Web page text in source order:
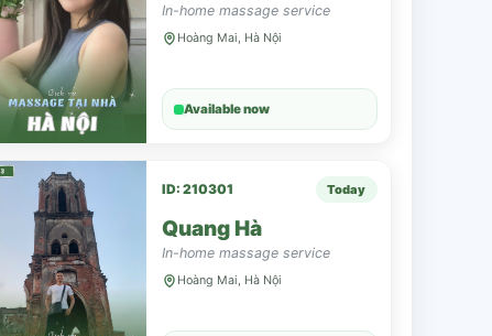
In-home massage service
Hoàng Mai, Hà Nội
Available now
ID: 210301 Today
Quang Hà
In-home massage service
Hoàng Mai, Hà Nội